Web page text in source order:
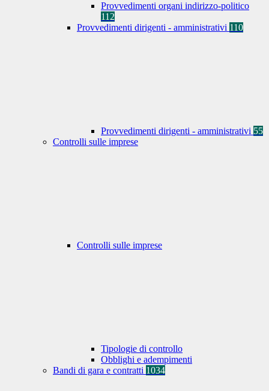
Provvedimenti organi indirizzo-politico
112
Provvedimenti dirigenti - amministrativi 110
Provvedimenti dirigenti - amministrativi 55
Controlli sulle imprese
Controlli sulle imprese
Tipologie di controllo
Obblighi e adempimenti
Bandi di gara e contratti 1034